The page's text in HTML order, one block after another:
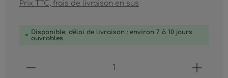
Prix TTC, frais de livraison en sus
Disponible, délai de livraison : environ 7 à 10 jours
ouvrables
Produkt Anzahl: Gib den